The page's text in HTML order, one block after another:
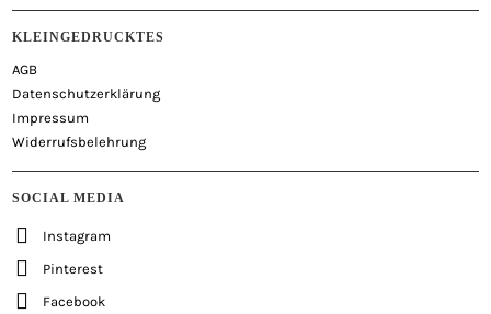
KLEINGEDRUCKTES
AGB
Datenschutzerklärung
Impressum
Widerrufsbelehrung
SOCIAL MEDIA
Instagram
Pinterest
Facebook